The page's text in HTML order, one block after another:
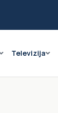
Televizija